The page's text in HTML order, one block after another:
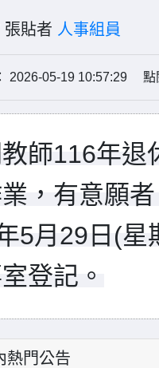
張貼者 人事組員
2026-05-19 10:57:29 點
師116年退
，有意願
5月 29 日 (星
登記。
熱門公告